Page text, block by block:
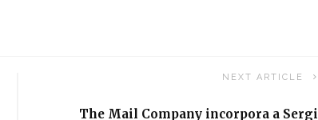
NEXT ARTICLE
The Mail Company incorpora a Sergi